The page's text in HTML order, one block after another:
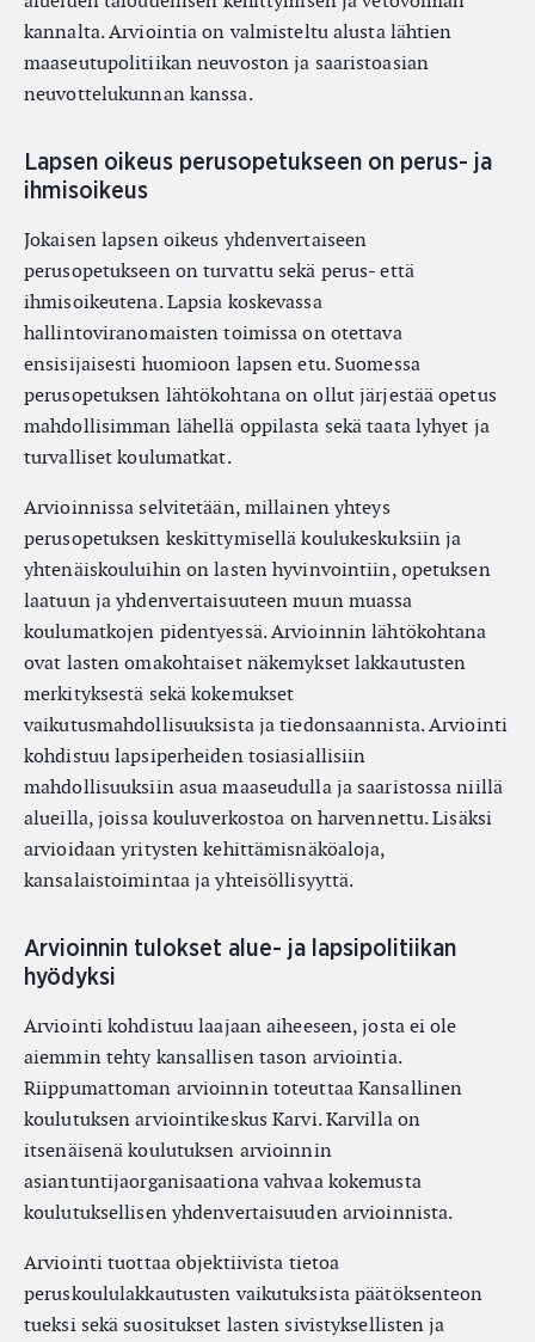
kannalta. Arviointia on valmisteltu alusta lähtien
maaseutupolitiikan neuvoston ja saaristoasian
neuvottelukunnan kanssa.
Lapsen oikeus perusopetukseen on perus- ja
ihmisoikeus
Jokaisen lapsen oikeus yhdenvertaiseen
perusopetukseen on turvattu sekä perus- että
ihmisoikeutena. Lapsia koskevassa
hallintoviranomaisten toimissa on otettava
ensisijaisesti huomioon lapsen etu. Suomessa
perusopetuksen lähtökohtana on ollut järjestää opetus
mahdollisimman lähellä oppilasta sekä taata lyhyet ja
turvalliset koulumatkat.
Arvioinnissa selvitetään, millainen yhteys
perusopetuksen keskittymisellä koulukeskuksiin ja
yhtenäiskouluihin on lasten hyvinvointiin, opetuksen
laatuun ja yhdenvertaisuuteen muun muassa
koulumatkojen pidentyessä. Arvioinnin lähtökohtana
ovat lasten omakohtaiset näkemykset lakkautusten
merkityksestä sekä kokemukset
vaikutusmahdollisuuksista ja tiedonsaannista. Arviointi
kohdistuu lapsiperheiden tosiasiallisiin
mahdollisuuksiin asua maaseudulla ja saaristossa niillä
alueilla, joissa kouluverkostoa on harvennettu. Lisäksi
arvioidaan yritysten kehittämisnäköaloja,
kansalaistoimintaa ja yhteisöllisyyttä.
Arvioinnin tulokset alue- ja lapsipolitiikan
hyödyksi
Arviointi kohdistuu laajaan aiheeseen, josta ei ole
aiemmin tehty kansallisen tason arviointia.
Riippumattoman arvioinnin toteuttaa Kansallinen
koulutuksen arviointikeskus Karvi. Karvilla on
itsenäisenä koulutuksen arvioinnin
asiantuntijaorganisaationa vahvaa kokemusta
koulutuksellisen yhdenvertaisuuden arvioinnista.
Arviointi tuottaa objektiivista tietoa
peruskoululakkautusten vaikutuksista päätöksenteon
tueksi sekä suositukset lasten sivistyksellisten ja